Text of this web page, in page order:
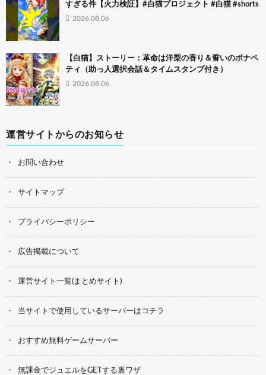
すぎる件【火力検証】#白猫プロジェクト #白猫 #shorts
2026.08.06
【白猫】ストーリー：革命は洋梨の香り＆誓いのボナペ
ティ（助っ人選択会話＆タイムスタンプ付き）
2026.08.06
運営サイトからのお知らせ
お問い合わせ
サイトマップ
プライバシーポリシー
広告掲載について
運営サイト一覧(まとめサイト)
当サイトで使用しているサーバーはコチラ
おすすめ無料ゲームサーバー
無課金でジュエルをGETする裏ワザ